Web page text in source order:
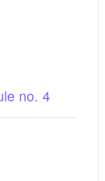
no. 4